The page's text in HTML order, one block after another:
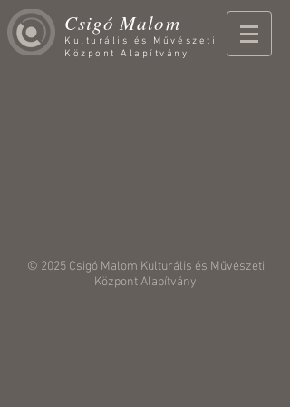
Csigó Malom
Kulturális és Művészeti
Központ Alapítvány
© 2025 Csigó Malom Kulturális és Művészeti
Központ Alapítvány